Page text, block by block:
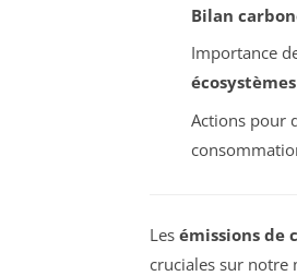
Bilan
Importance
écosystèmes
Actions pour
Les émissions de
cruciales sur notre